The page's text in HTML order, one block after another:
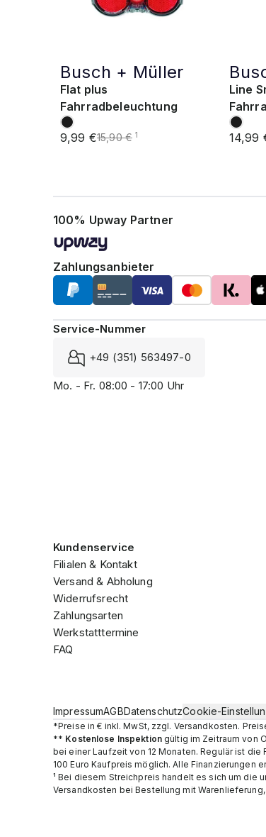
Busch + Müller
Flat plus
Fahrradbeleuchtung
9,99 €15,90 € 1
Line
14,99
100% Upway Partner
Zahlungsanbieter
Service-Nummer
+49 (351) 563497-0
Mo. - Fr. 08:00 - 17:00 Uhr
Kundenservice
Filialen & Kontakt
Versand & Abholung
Widerrufsrecht
Zahlungsarten
Werkstatttermine
FAQ
ImpressumAGBDatenschutzCookie-
*Preise in € inkl. MwSt, zzgl. Versandkosten.
** Kostenlose Inspektiongültig im Zeitraum von
bei einer Laufzeit von 12 Monaten. Regulär ist
100 Euro Kaufpreis möglich. Alle Finanzierungen
¹ Bei diesem Streichpreis handelt es sich um die
Versandkosten bei Bestellung mit